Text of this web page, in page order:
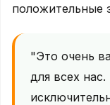
положительные
"Это очень
для всех